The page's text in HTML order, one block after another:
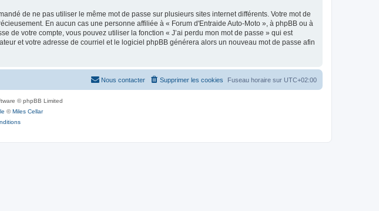
de ne pas utiliser le même mot de passe sur plusieurs sites internet différents. Votre mot de
En aucun cas une personne affiliée à « Forum d'Entraide Auto-Moto », à phpBB ou à
de votre compte, vous pouvez utiliser la fonction « J’ai perdu mon mot de passe » qui est
et votre adresse de courriel et le logiciel phpBB générera alors un nouveau mot de passe afin
Fuseau horaire sur UTC+02:00
Supprimer les cookies
Nous contacter
© phpBB Limited
©Miles Cellar